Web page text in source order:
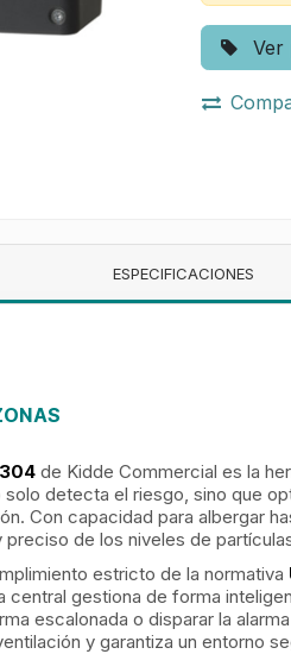
Ver
ESPECIFICACIONES
de Kidde Commercial es la
detecta el riesgo, sino que
Con capacidad para albergar
de los niveles de
estricto de la normativa
gestiona de forma
escalonada o disparar la
y garantiza un entorno